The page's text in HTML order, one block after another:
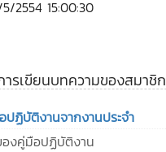
2554 15:00:30
รเขียนบทความของสมาชิก
ปฏิบัติงานจากงานประจำ
องคู่มือปฏิบัติงาน